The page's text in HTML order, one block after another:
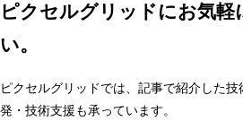
ピクセルグリッドにお気軽
い。
ピクセルグリッドでは、記事で紹介した
発・技術支援も承っています。